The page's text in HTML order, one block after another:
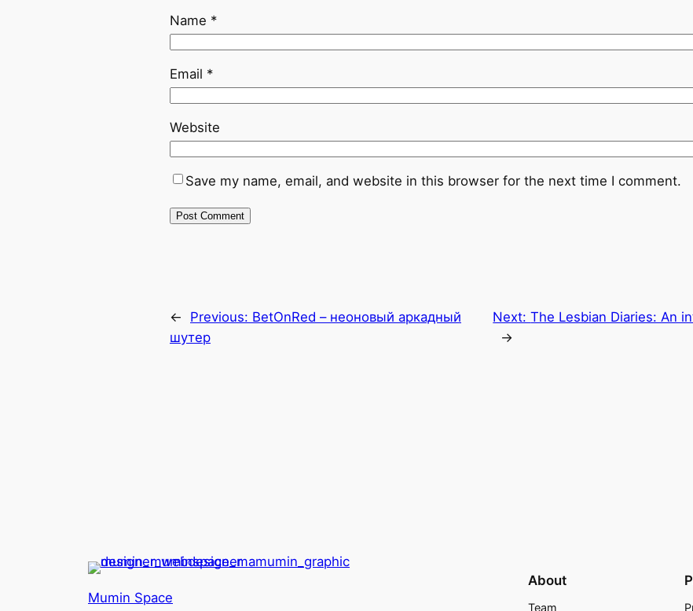
Name *
Email *
Website
Save my name, email, and website in this browser for the next time I comment.
← Previous: BetOnRed – неоновый аркадный
шутер
Next:The Lesbian Diaries: An
→
Mumin Space
About
Team